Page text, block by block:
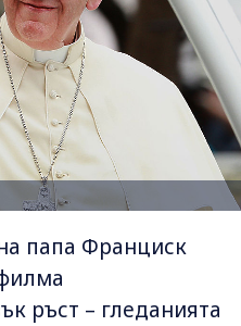
папа Франциск
ръст – гледанията